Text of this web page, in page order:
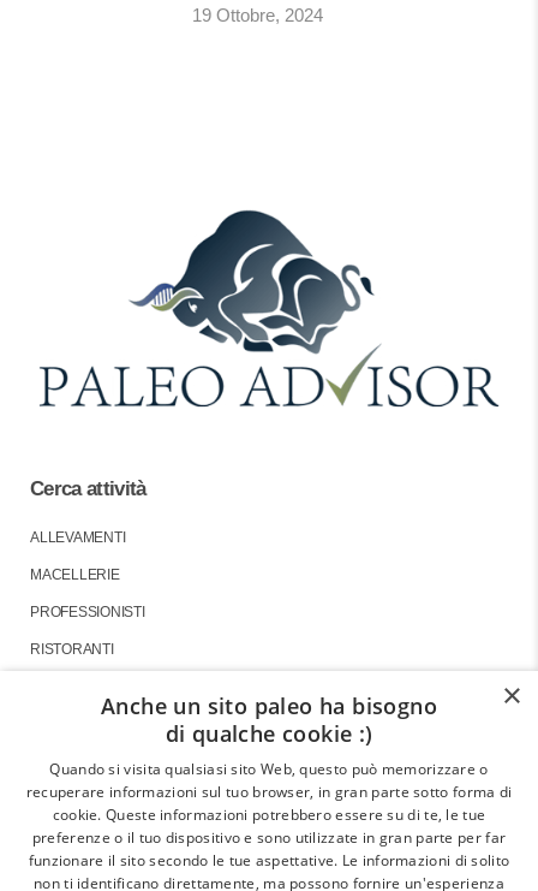
19 Ottobre, 2024
Cerca attività
ALLEVAMENTI
MACELLERIE
PROFESSIONISTI
RISTORANTI
GLI ARTICOLI
LE INTERVISTE
CHI SIAMO
×
Anche un sito paleo ha bisogno
di qualche cookie :)
Quando si visita qualsiasi sito Web, questo può memorizzare o
recuperare informazioni sul tuo browser, in gran parte sotto forma di
cookie. Queste informazioni potrebbero essere su di te, le tue
preferenze o il tuo dispositivo e sono utilizzate in gran parte per far
funzionare il sito secondo le tue aspettative. Le informazioni di solito
non ti identificano direttamente, ma possono fornire un'esperienza